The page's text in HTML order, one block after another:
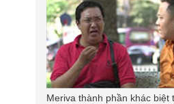
Meriva thành phần khác biệt